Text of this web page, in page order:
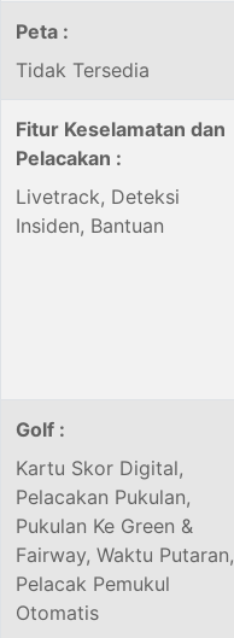
Peta :
Tidak Tersedia
Fitur Keselamatan dan
Pelacakan :
Livetrack, Deteksi
Insiden, Bantuan
Golf :
Kartu Skor Digital,
Pelacakan Pukulan,
Pukulan Ke Green &
Fairway, Waktu Putaran,
Pelacak Pemukul
Otomatis